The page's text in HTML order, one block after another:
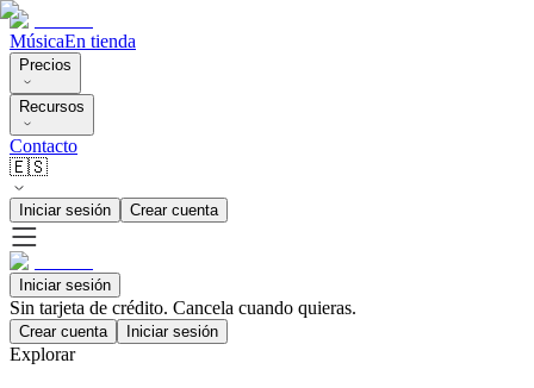
MúsicaEn tienda
Precios
Recursos
Contacto
🇪🇸
Iniciar sesión Crear cuenta
Iniciar sesión
Sin tarjeta de crédito. Cancela cuando quieras.
Crear cuenta Iniciar sesión
Explorar